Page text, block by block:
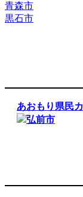
青森市
黒石市
あおもり県民
弘前市